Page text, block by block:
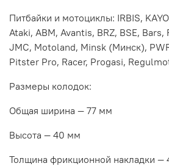
Питбайки и мотоциклы: IRBIS,
Ataki, ABM, Avantis, BRZ, BSE, Bars,
JMC, Motoland, Minsk (Минск),
Pitster Pro, Racer, Progasi,
Размеры колодок:
Общая ширина — 77 мм
Высота — 40 мм
Толщина фрикционной накладки —